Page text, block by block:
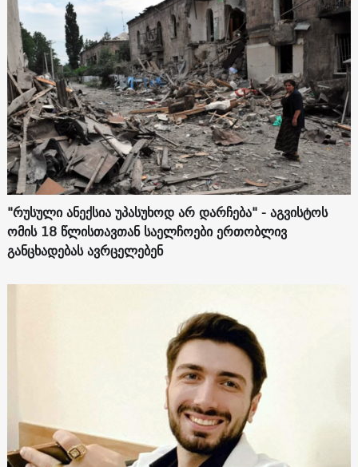
"რუსული ანექსია უპასუხოდ არ დარჩება" - აგვისტოს
ომის 18 წლისთავთან საელჩოები ერთობლივ
განცხადებას ავრცელებენ